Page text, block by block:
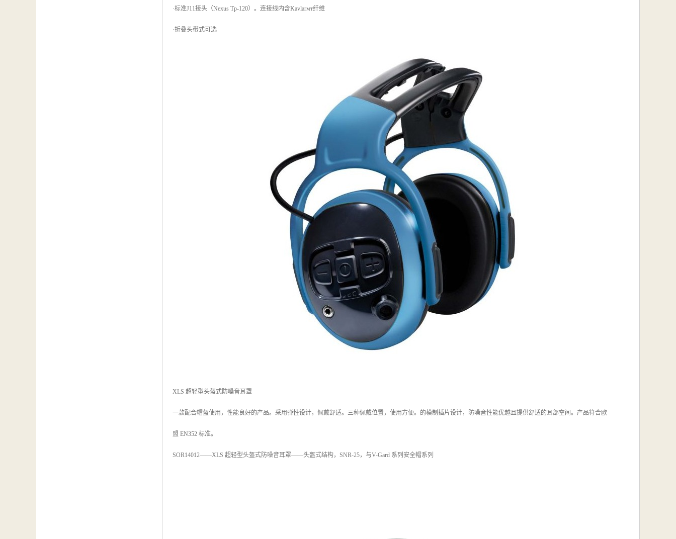
·标准J11接头（Nexus Tp-120）。连接线内含Kavlarмт纤维
·折叠头带式可选
XLS 超轻型头盔式防噪音耳罩
一款配合帽盔使用，性能良好的产品。采用弹性设计，佩戴舒适。三种佩戴位置，使用方便。的模制插片设计，防噪音性能优越且提供舒适的耳部空间。产品符合欧
盟 EN352 标准。
SOR14012——XLS 超轻型头盔式防噪音耳罩——头盔式结构，SNR-25，与V-Gard 系列安全帽系列